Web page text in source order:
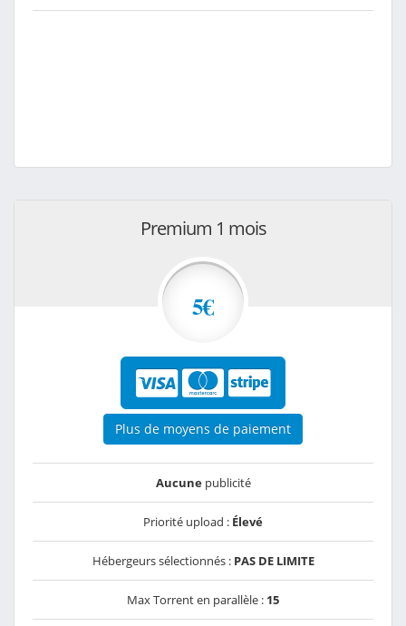
Premium 1 mois
5€
Plus de moyens de paiement
Aucunepublicité
Priorité upload : Élevé
Hébergeurs sélectionnés : PAS DE LIMITE
Max Torrent en parallèle : 15